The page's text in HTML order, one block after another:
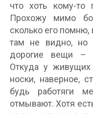
что хоть кому-
Прохожу мимо
сколько его помню,
там не видно, но
дорогие вещи –
Откуда у живущих
носки, наверное,
будь работяги
отмывают. Хотя